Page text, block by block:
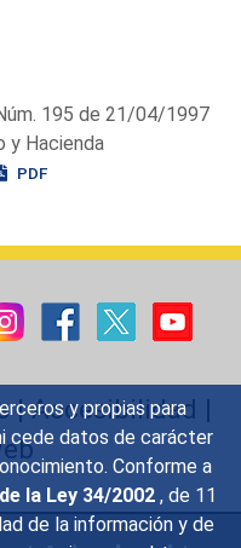
y propias para
cede datos de carácter
Conforme a
la Ley 34/2002 , de 11
de la información y de
195 de 21/04/1997
y Hacienda
PDF
|Accesibilidad |